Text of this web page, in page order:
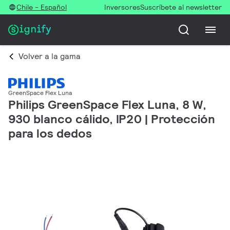
Chile - Español InversoresSuscríbete al newsletter
Volver a la gama
GreenSpace Flex Luna
Philips GreenSpace Flex Luna, 8 W,
930 blanco cálido, IP20 | Protección
para los dedos